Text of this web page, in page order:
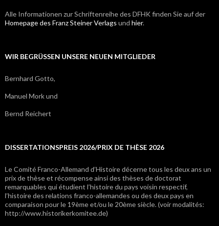
Alle Informationen zur Schriftenreihe des DFHK finden Sie auf der
Homepage des Franz Steiner Verlags und hier.
WIR BEGRÜSSEN UNSERE NEUEN MITGLIEDER
Bernhard Gotto,
Manuel Mork und
Bernd Reichert
DISSERTATIONSPREIS 2026/PRIX DE THÈSE 2026
Le Comité Franco-Allemand d’Histoire décerne tous les deux ans un
prix de thèse et récompense ainsi des thèses de doctorat
remarquables qui étudient l’histoire du pays voisin respectif,
l’histoire des relations franco-allemandes ou des deux pays en
comparaison pour le 19ème et/ou le 20ème siècle. (voir modalités:
http://www.historikerkomitee.de)